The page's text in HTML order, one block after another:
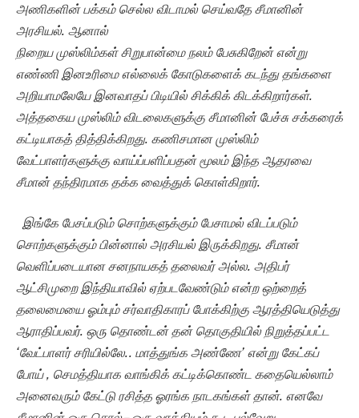
அணிகளின்பக்கம் செல்ல விடாமல் செய்வதே சீமானின்
அரசியல். ஆனால்
நிறைய முஸ்லிம்கள்சிறுபான்மை நலம் பேசுகிறேன் என்று
எண்ணி இனஉரிமை எல்லைக் கோடுகளைக் கடந்து தங்களை
அறியாமலேயே இனவாதப் பிடியில் சிக்கிக் கிட க்கிறார்கள்.
அத்தகையமுஸ்லிம் விடலைகளுக்கு சீமானின் பேச்சு சக்கரைக்
கட்டியாகத் தித்திக்கிறது. கணிசமான முஸ்லிம்
வேட்பாளர்களுக்கு வாய்ப்பளிப்பதன் மூலம் இந்த ஆதரவை
சீமான் தந்திரமாக தக்க வைத்துக் கொள்கிறார்.
இங்கே பேசப்படும் சொற்களுக்கும் பேசாமல் விடப்படும்
சொற்களுக்கும் பின்னால் அரசியல் இருக்கிறது. சீமான்
வெளிப்படையான சனநாயகத் தலைவர் அல்ல. அதிபர்
ஆட்சிமுறை இந்தியாவில் ஏற்படவேண்டும் என்ற ஒற்றைத்
தலைமையை ஓம்பும் சர்வாதிகாரப் போக்கிற்கு ஆரத்தியெடுத்து
ஆராதிப்பவர். ஒரு தொண்டன் தன் தொகுதியில் நிறுத்தப்பட்ட
‘வேட்பாளர் சரியில்லே.. மாத்துங்க அண்ணே’ என்று கேட்கப்
போய் , செமத்தியாக வாங்கிக் கட்டிக்கொண்ட கதையெல்லாம்
அனைவரும் கேட்டு ரசித்த ஓரங்க நாடகங்கள் தான். எனவே